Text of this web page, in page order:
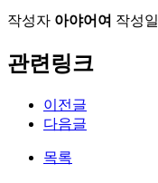
작성자 아야어여 작성일
관련링크
이전글
다음글
목록